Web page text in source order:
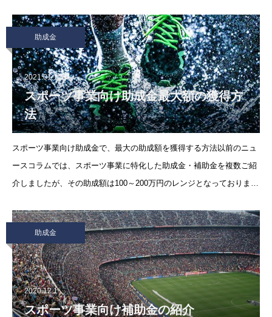
マンU）への移籍でした
助成金
2021.01.1
スポーツ事業向け助成金最大額の獲得方
法
スポーツ事業向け助成金で、最大の助成額を獲得する方法以前のニュ
ースコラムでは、スポーツ事業に特化した助成金・補助金を複数ご紹
介しましたが、その助成額は100～200万円のレンジとなっておりま
最大2億円まで対象になる
助成金
2020.12.1
スポーツ事業向け補助金の紹介